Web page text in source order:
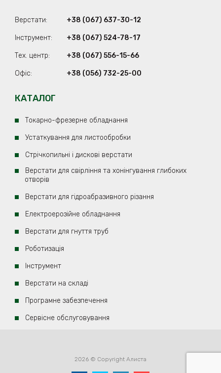
Верстати: +38 (067) 637-30-12
Iнструмент: +38 (067) 524-78-17
Тех. центр: +38 (067) 556-15-66
Офіс: +38 (056) 732-25-00
КАТАЛОГ
Токарно-фрезерне обладнання
Устаткування для листообробки
Стрічкопильні і дискові верстати
Верстати для свірління та хонінгування глибоких
отворів
Верстати для гідроабразивного різання
Електроерозійнe обладнання
Верстати для гнуття труб
Роботизація
Iнструмент
Верстати на складі
Програмне забезпечення
Сервісне обслуговування
2026 © Copyright Алиста